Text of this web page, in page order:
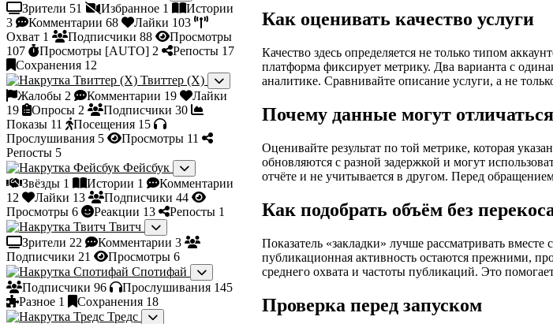
Зрители 51 Избранное 1
Истории
3
Комментарии 68 Лайки 103
Охват 1 Подписчики 88
Просмотры
107
Просмотры [AUTO] 2 Репосты 17
Сохранения 12
Твиттер (X)
Жалобы 2 Комментарии 19
Лайки
19
Опросы 2 Подписчики 30
Показы 11 Посещения 15
Прослушивания 5 Просмотры 11
Репосты 5
Фейсбук
Звёзды 1 Истории 1
Комментарии
12
Лайки 13 Подписчики 44
Просмотры 6 Реакции 13 Репосты 1
Твитч
Зрители 22 Комментарии 3
Подписчики 21 Просмотры 6
Спотифай
Подписчики 96 Прослушивания 145
Разное 1 Сохранения 18
Тредс
Как оценивать качество услуги
Качество здесь определяется не только типом
платформа фиксирует метрику. Два варианта с
аналитике. Сравнивайте описание услуги, а не
Почему данные могут отличаться
Оценивайте результат по той метрике, которая
обновляются с разной задержкой и могут
отчёте и не учитывается в другом. Перед
Как подобрать объём без
Показатель «закладки» лучше рассматривать
публикационная активность остаются прежними,
среднего охвата и частоты публикаций. Это
Проверка перед запуском